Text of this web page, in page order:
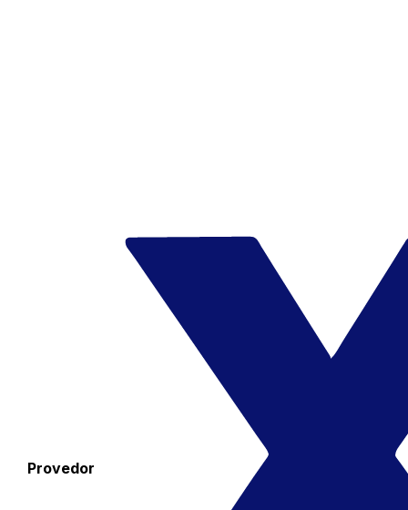
Provedor